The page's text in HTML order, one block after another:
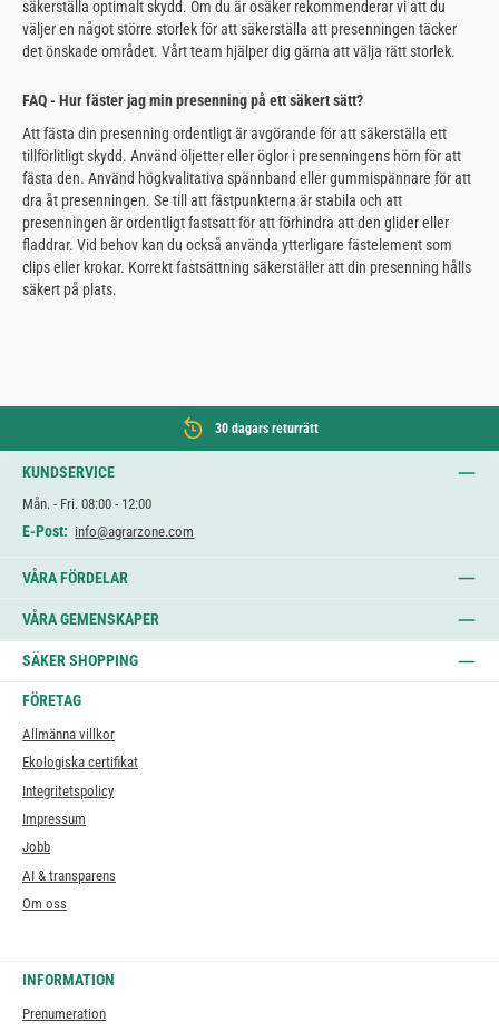
säkerställa optimalt skydd. Om du är osäker rekommenderar vi att du
väljer en något större storlek för att säkerställa att presenningen täcker
det önskade området. Vårt team hjälper dig gärna att välja rätt storlek.
FAQ - Hur fäster jag min presenning på ett säkert sätt?
Att fästa din presenning ordentligt är avgörande för att säkerställa ett
tillförlitligt skydd. Använd öljetter eller öglor i presenningens hörn för att
fästa den. Använd högkvalitativa spännband eller gummispännare för att
dra åt presenningen. Se till att fästpunkterna är stabila och att
presenningen är ordentligt fastsatt för att förhindra att den glider eller
fladdrar. Vid behov kan du också använda ytterligare fästelement som
clips eller krokar. Korrekt fastsättning säkerställer att din presenning hålls
säkert på plats.
30 dagars returrätt
KUNDSERVICE
Mån. - Fri. 08:00 - 12:00
E-Post: info@agrarzone.com
VÅRA FÖRDELAR
VÅRA GEMENSKAPER
SÄKER SHOPPING
FÖRETAG
Allmänna villkor
Ekologiska certifikat
Integritetspolicy
Impressum
Jobb
AI & transparens
Om oss
INFORMATION
Prenumeration